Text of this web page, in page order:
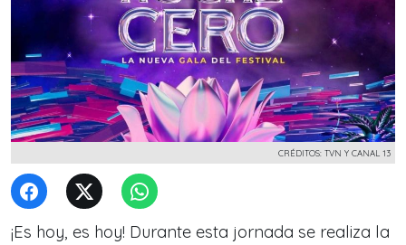
CRÉDITOS: TVN Y CANAL 13
¡Es hoy, es hoy! Durante esta jornada se realiza la